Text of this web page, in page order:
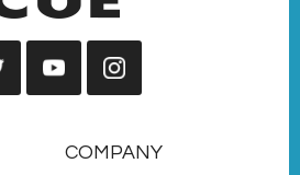
COMPANY